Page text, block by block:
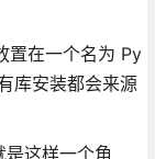
置在一个名为 Py
库安装都会来源
这样一个角